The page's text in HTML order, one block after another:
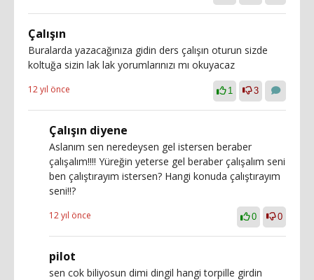
Çalışın
Buralarda yazacağınıza gidin ders çalışın oturun sizde
koltuğa sizin lak lak yorumlarınızı mı okuyacaz
12 yıl önce 1 3
Çalışın diyene
Aslanım sen neredeysen gel istersen beraber
çalışalım!!!! Yüreğin yeterse gel beraber çalışalım seni
ben çalıştırayım istersen? Hangi konuda çalıştırayım
seni!!?
12 yıl önce 0 0
pilot
sen cok biliyosun dimi dingil hangi torpille girdin